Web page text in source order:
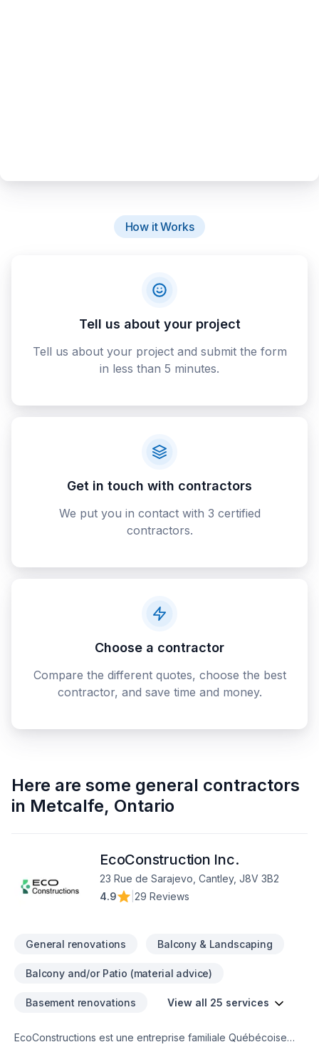
How it Works
Tell us about your project
Tell us about your project and submit the form
in less than 5 minutes.
Get in touch with contractors
We put you in contact with 3 certified
contractors.
Choose a contractor
Compare the different quotes, choose the best
contractor, and save time and money.
Here are some general contractors
in Metcalfe, Ontario
EcoConstruction Inc.
23 Rue de Sarajevo, Cantley, J8V 3B2
4.9
29 Reviews
General renovations Balcony & Landscaping
Balcony and/or Patio (material advice)
Basement renovations View all 25 services
EcoConstructions est une entreprise familiale Québécoise